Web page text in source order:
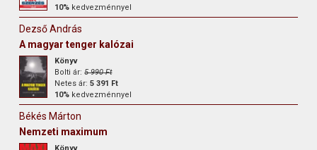
10% kedvezménnyel
Dezső András
A magyar tenger kalózai
Könyv
Bolti ár:5 990 Ft
Netes ár:5 391 Ft
10% kedvezménnyel
Békés Márton
Nemzeti maximum